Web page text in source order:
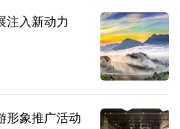
注入新动力
形象推广活动